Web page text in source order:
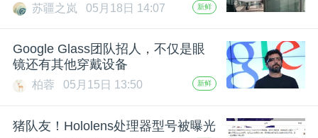
公
苏疆之岚 05月18日 14:07 新鲜
Google Glass团队招人，不仅是眼
镜还有其他穿戴设备
柏蓉 05月15日 13:50 新鲜
猪队友！Hololens处理器型号被曝光